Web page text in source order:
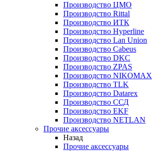
Производство ЦМО
Производство Rittal
Производство ИТК
Производство Hyperline
Производство Lan Union
Производство Cabeus
Производство DKC
Производство ZPAS
Производство NIKOMAX
Производство TLK
Производство Datarex
Производство ССД
Производство EKF
Производство NETLAN
Прочие аксеcсуары
Назад
Прочие аксеcсуары